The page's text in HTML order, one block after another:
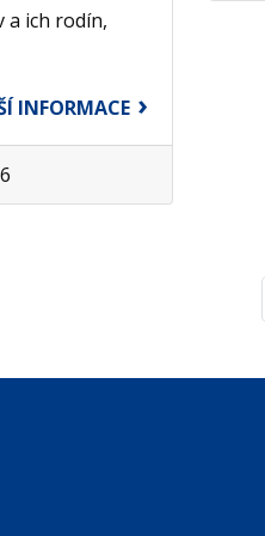
a ich rodín,
INFORMACE